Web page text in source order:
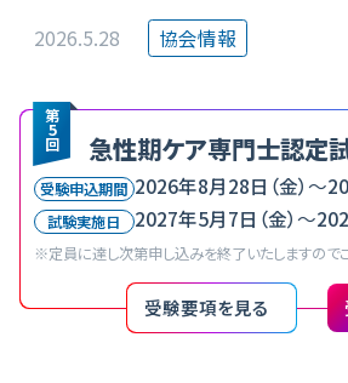
2026.5.28 協会情報
第
5
回 急性期ケア専門士認定
受験申込期間 2026年8月28日（金）〜
試験実施日 2027年5月7日（金）〜
※定員に達し次第申し込みを終了いたしますので
受験要項を見る